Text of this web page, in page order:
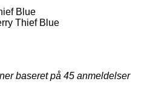
Blue
Thief Blue
baseret på 45 anmeldelser